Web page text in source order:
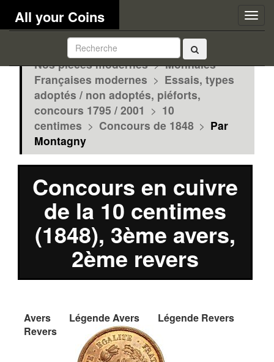
All your Coins
Nos pièces modernes > Monnaies
Françaises modernes > Essais, types
adoptés / non adoptés, piéforts,
concours 1795 / 2001 > 10
centimes > Concours de 1848 > Par
Montagny
Concours en cuivre
de la 10 centimes
(1848), 3ème avers,
2ème revers
Avers Légende Avers
Légende Revers
Revers